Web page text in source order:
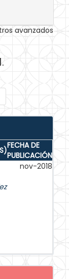
avanzados
FECHA DE
PUBLICACIÓN
nov-2018